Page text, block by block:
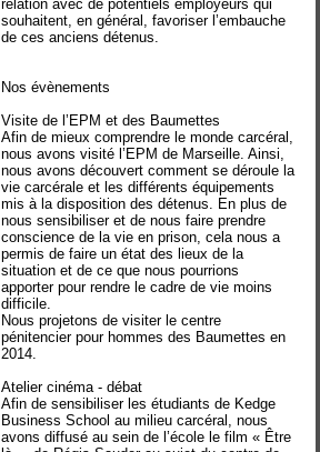
relation avec de potentiels employeurs qui
souhaitent, en général, favoriser l’embauche
de ces anciens détenus.
Nos évènements
Visite de l’EPM et des Baumettes
Afin de mieux comprendre le monde carcéral,
nous avons visité l’EPM de Marseille. Ainsi,
nous avons découvert comment se déroule la
vie carcérale et les différents équipements
mis à la disposition des détenus. En plus de
nous sensibiliser et de nous faire prendre
conscience de la vie en prison, cela nous a
permis de faire un état des lieux de la
situation et de ce que nous pourrions
apporter pour rendre le cadre de vie moins
difficile.
Nous projetons de visiter le centre
pénitencier pour hommes des Baumettes en
2014.
Atelier cinéma - débat
Afin de sensibiliser les étudiants de Kedge
Business School au milieu carcéral, nous
avons diffusé au sein de l’école le film « Être